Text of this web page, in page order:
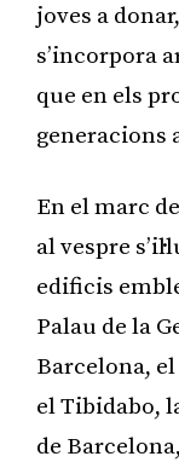
joves a
s’incorpora
que en els
generacions
En el marc
al vespre
edificis
Palau de la
Barcelona,
el Tibidabo,
de